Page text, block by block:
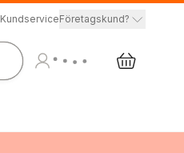
KundserviceFöretagskund?